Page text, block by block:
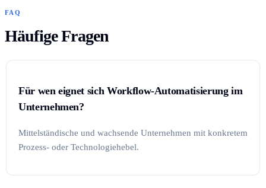
FAQ
Häufige Fragen
Für wen eignet sich Workflow-Automatisierung im
Unternehmen?
Mittelständische und wachsende Unternehmen mit konkretem
Prozess- oder Technologiehebel.